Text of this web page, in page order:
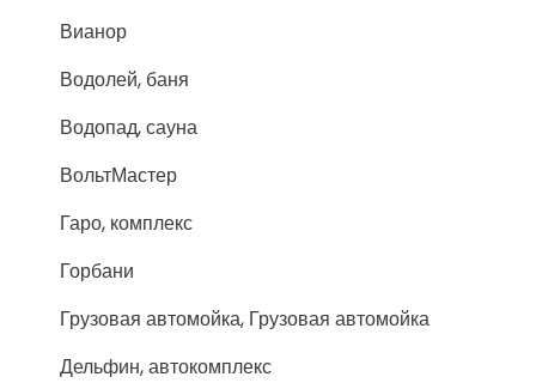
Вианор
Водолей, баня
Водопад, сауна
ВольтМастер
Гаро, комплекс
Горбани
Грузовая автомойка, Грузовая автомойка
Дельфин, автокомплекс